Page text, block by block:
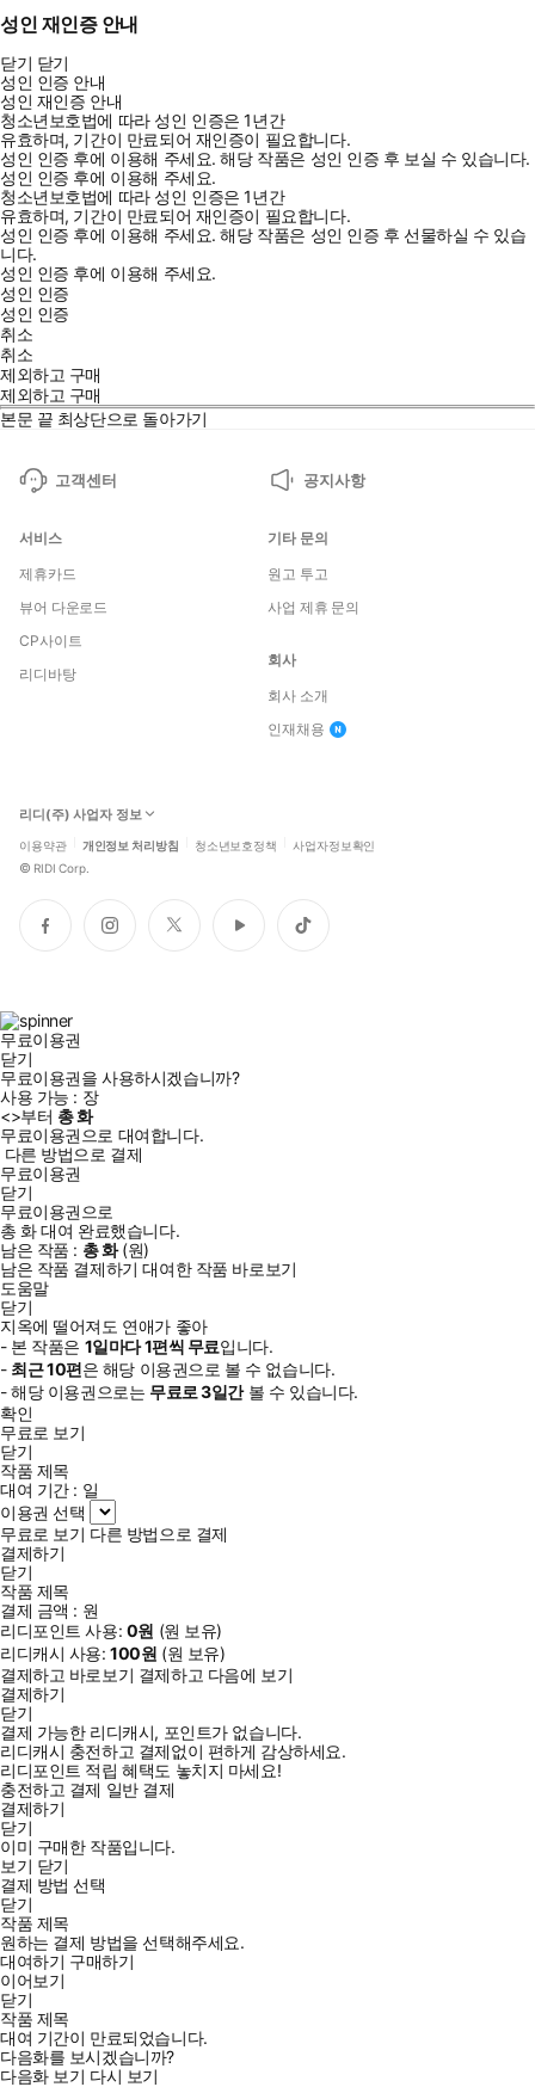
성인 재인증 안내
닫기 닫기
성인 인증 안내
성인 재인증 안내
청소년보호법에 따라 성인 인증은 1년간
유효하며, 기간이 만료되어 재인증이 필요합니다.
성인 인증 후에 이용해 주세요.해당 작품은 성인 인증 후 보실 수 있습니다.
성인 인증 후에 이용해 주세요.
청소년보호법에 따라 성인 인증은 1년간
유효하며, 기간이 만료되어 재인증이 필요합니다.
성인 인증 후에 이용해 주세요.해당 작품은 성인 인증 후 선물하실 수 있습
니다.
성인 인증 후에 이용해 주세요.
성인 인증
성인 인증
취소
취소
제외하고 구매
제외하고 구매
본문 끝 최상단으로 돌아가기
고객센터 공지사항
서비스
제휴카드
뷰어 다운로드
CP사이트
리디바탕
기타 문의
원고 투고
사업 제휴 문의
회사
회사 소개
인재채용
리디(주) 사업자 정보
이용약관 개인정보 처리방침 청소년보호정책 사업자정보확인
© RIDI Corp.
페
이
인
스
트
위
유
튜
틱
톡
무료이용권
닫기
무료이용권을 사용하시겠습니까?
사용 가능 : 장
<>부터 총화
무료이용권으로 대여합니다.
다른 방법으로 결제
무료이용권
닫기
무료이용권으로
총 화대여 완료했습니다.
남은 작품 : 총화(원)
남은 작품 결제하기 대여한 작품 바로보기
도움말
닫기
지옥에 떨어져도 연애가 좋아
- 본 작품은 1일마다1편씩 무료입니다.
- 최근10편은 해당 이용권으로 볼 수 없습니다.
- 해당 이용권으로는 무료로3일간볼 수 있습니다.
확인
무료로 보기
닫기
작품 제목
대여 기간 : 일
이용권 선택
무료로 보기 다른 방법으로 결제
결제하기
닫기
작품 제목
결제 금액 : 원
리디포인트 사용: 0원 (원 보유)
리디캐시 사용:100원 (원 보유)
결제하고 바로보기 결제하고 다음에 보기
결제하기
닫기
결제 가능한 리디캐시, 포인트가 없습니다.
리디캐시 충전하고 결제없이 편하게 감상하세요.
리디포인트 적립 혜택도 놓치지 마세요!
충전하고 결제 일반 결제
결제하기
닫기
이미 구매한 작품입니다.
보기 닫기
결제 방법 선택
닫기
작품 제목
원하는 결제 방법을 선택해주세요.
대여하기 구매하기
이어보기
닫기
작품 제목
대여 기간이 만료되었습니다.
다음화를 보시겠습니까?
다음화 보기 다시 보기